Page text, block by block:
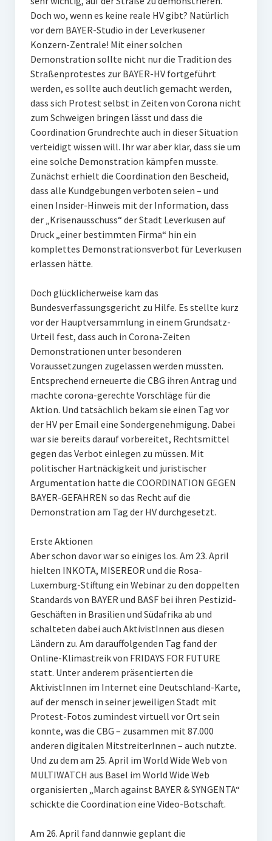
Doch wo, wenn es keine reale HV gibt? Natürlich
vor dem BAYER-Studio in der Leverkusener
Konzern-Zentrale! Mit einer solchen
Demonstration sollte nicht nur die Tradition des
Straßenprotestes zur BAYER-HV fortgeführt
werden, es sollte auch deutlich gemacht werden,
dass sich Protest selbst in Zeiten von Corona nicht
zum Schweigen bringen lässt und dass die
Coordination Grundrechte auch in dieser Situation
verteidigt wissen will. Ihr war aber klar, dass sie um
eine solche Demonstration kämpfen musste.
Zunächst erhielt die Coordination den Bescheid,
dass alle Kundgebungen verboten seien – und
einen Insider-Hinweis mit der Information, dass
der „Krisenausschuss“ der Stadt Leverkusen auf
Druck „einer bestimmten Firma“ hin ein
komplettes Demonstrationsverbot für Leverkusen
erlassen hätte.
Doch glücklicherweise kam das
Bundesverfassungsgericht zu Hilfe. Es stellte kurz
vor der Hauptversammlung in einem Grundsatz-
Urteil fest, dass auch in Corona-Zeiten
Demonstrationen unter besonderen
Voraussetzungen zugelassen werden müssten.
Entsprechend erneuerte die CBG ihren Antrag und
machte corona-gerechte Vorschläge für die
Aktion. Und tatsächlich bekam sie einen Tag vor
der HV per Email eine Sondergenehmigung. Dabei
war sie bereits darauf vorbereitet, Rechtsmittel
gegen das Verbot einlegen zu müssen. Mit
politischer Hartnäckigkeit und juristischer
Argumentation hatte die COORDINATION GEGEN
BAYER-GEFAHREN so das Recht auf die
Demonstration am Tag der HV durchgesetzt.
Erste Aktionen
Aber schon davor war so einiges los. Am 23. April
hielten INKOTA, MISEREOR und die Rosa-
Luxemburg-Stiftung ein Webinar zu den doppelten
Standards von BAYER und BASF bei ihren Pestizid-
Geschäften in Brasilien und Südafrika ab und
schalteten dabei auch AktivistInnen aus diesen
Ländern zu. Am darauffolgenden Tag fand der
Online-Klimastreik von FRIDAYS FOR FUTURE
statt. Unter anderem präsentierten die
AktivistInnen im Internet eine Deutschland-Karte,
auf der mensch in seiner jeweiligen Stadt mit
Protest-Fotos zumindest virtuell vor Ort sein
konnte, was die CBG – zusammen mit 87.000
anderen digitalen MitstreiterInnen – auch nutzte.
Und zu dem am 25. April im World Wide Web von
MULTIWATCH aus Basel im World Wide Web
organisierten „March against BAYER & SYNGENTA“
schickte die Coordination eine Video-Botschaft.
Am 26. April fand dannwie geplant die